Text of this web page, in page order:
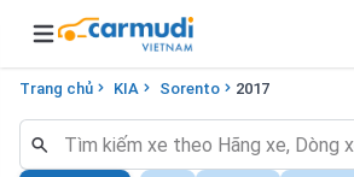
Open main menu
Trang chủ KIA Sorento 2017